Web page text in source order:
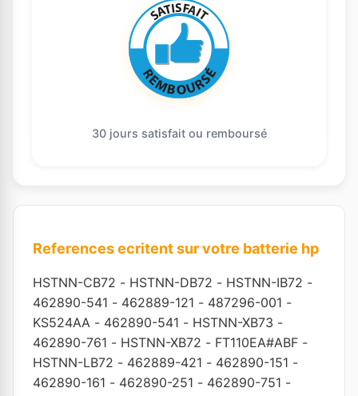
30 jours satisfait ou remboursé
References ecritent sur votre batterie hp
HSTNN-CB72 - HSTNN-DB72 - HSTNN-IB72 -
462890-541 - 462889-121 - 487296-001 -
KS524AA - 462890-541 - HSTNN-XB73 -
462890-761 - HSTNN-XB72 - FT110EA#ABF -
HSTNN-LB72 - 462889-421 - 462890-151 -
462890-161 - 462890-251 - 462890-751 -